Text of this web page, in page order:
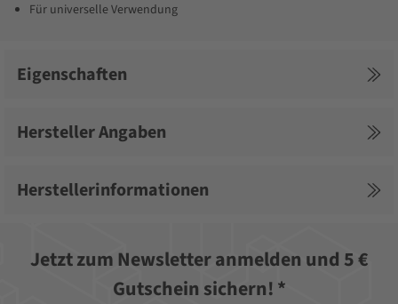
Für universelle Verwendung
Eigenschaften
Hersteller Angaben
Herstellerinformationen
Jetzt zum Newsletter anmelden und 5 €
Gutschein sichern! *